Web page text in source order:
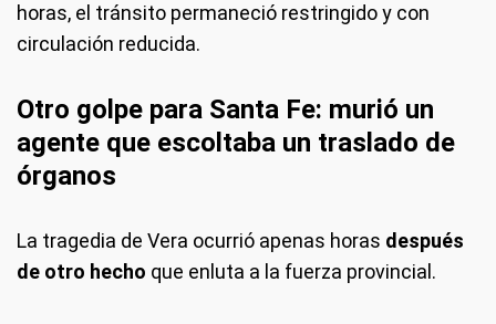
horas, el tránsito permaneció restringido y con
circulación reducida.
Otro golpe para Santa Fe: murió un
agente que escoltaba un traslado de
órganos
La tragedia de Vera ocurrió apenas horas después
de otro hecho que enluta a la fuerza provincial.